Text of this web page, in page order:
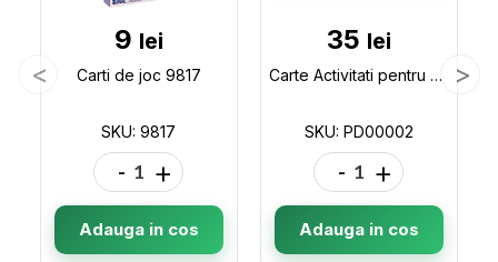
9 lei
Carti de joc 9817
SKU: 9817
- +
Adauga in cos
35 lei
Carte Activitati pentru cavaleri mici PD00002
SKU: PD00002
- +
Adauga in cos